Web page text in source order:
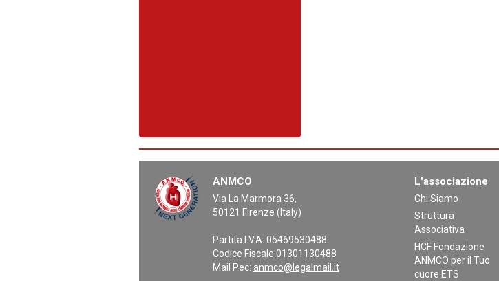
ANMCO
Via La Marmora 36,
50121 Firenze (Italy)
Partita I.V.A. 05469530488
Codice Fiscale 01301130488
Mail Pec: anmco@legalmail.it
L'associazione
Chi Siamo
Struttura
Associativa
HCF Fondazione
ANMCO per il Tuo
cuore ETS